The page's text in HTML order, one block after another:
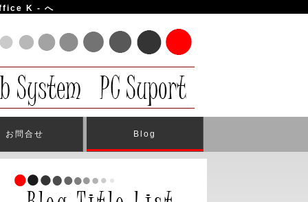
K - へ
お問合せ Blog